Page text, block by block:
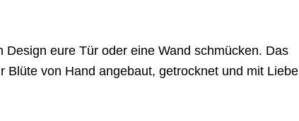
eure Tür oder eine Wand schmücken. Das
von Hand angebaut, getrocknet und mit Liebe